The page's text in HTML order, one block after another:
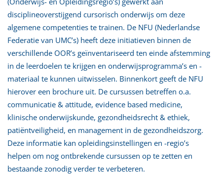
disciplineoverstijgend cursorisch onderwijs om deze
algemene competenties te trainen. De NFU (Nederlandse
Federatie van UMC’s) heeft deze initiatieven binnen de
verschillende OOR’s geïnventariseerd ten einde afstemming
in de leerdoelen te krijgen en onderwijsprogramma’s en -
materiaal te kunnen uitwisselen. Binnenkort geeft de NFU
hierover een brochure uit. De cursussen betreffen o.a.
communicatie & attitude, evidence based medicine,
klinische onderwijskunde, gezondheidsrecht & ethiek,
patiëntveiligheid, en management in de gezondheidszorg.
Deze informatie kan opleidingsinstellingen en -regio’s
helpen om nog ontbrekende cursussen op te zetten en
bestaande zonodig verder te verbeteren.